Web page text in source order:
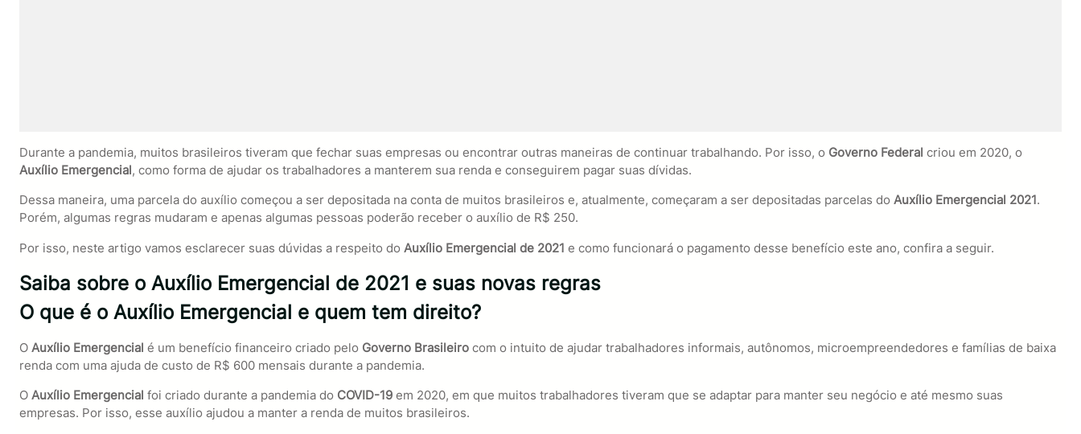
Durante a pandemia, muitos brasileiros tiveram que fechar suas empresas ou encontrar outras maneiras de continuar trabalhando. Por isso, o Governo Federal criou em 2020, o
Auxílio Emergencial, como forma de ajudar os trabalhadores a manterem sua renda e conseguirem pagar suas dívidas.
Dessa maneira, uma parcela do auxílio começou a ser depositada na conta de muitos brasileiros e, atualmente, começaram a ser depositadas parcelas do Auxílio Emergencial 2021.
Porém, algumas regras mudaram e apenas algumas pessoas poderão receber o auxílio de R$ 250.
Por isso, neste artigo vamos esclarecer suas dúvidas a respeito do Auxílio Emergencial de 2021 e como funcionará o pagamento desse benefício este ano, confira a seguir.
Saiba sobre o Auxílio Emergencial de 2021 e suas novas regras
O que é o Auxílio Emergencial e quem tem direito?
O Auxílio Emergencial é um benefício financeiro criado pelo Governo Brasileiro com o intuito de ajudar trabalhadores informais, autônomos, microempreendedores e famílias de baixa
renda com uma ajuda de custo de R$ 600 mensais durante a pandemia.
O Auxílio Emergencial foi criado durante a pandemia do COVID-19em 2020, em que muitos trabalhadores tiveram que se adaptar para manter seu negócio e até mesmo suas
empresas. Por isso, esse auxílio ajudou a manter a renda de muitos brasileiros.